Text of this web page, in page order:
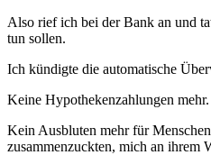
Also rief ich bei der Bank an und
tun sollen.
Ich kündigte die automatische
Keine Hypothekenzahlungen mehr.
Kein Ausbluten mehr für
zusammenzuckten, mich an ihrem